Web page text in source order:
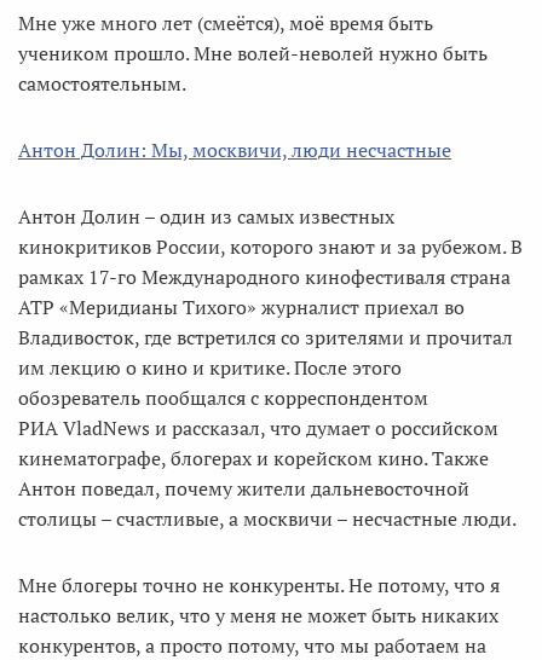
Мне уже много лет (смеётся), моё время быть
учеником прошло. Мне волей-неволей нужно быть
самостоятельным.
Антон Долин: Мы, москвичи, люди несчастные
Антон Долин – один из самых известных
кинокритиков России, которого знают и за рубежом. В
рамках 17-го Международного кинофестиваля страна
АТР «Меридианы Тихого» журналист приехал во
Владивосток, где встретился со зрителями и прочитал
им лекцию о кино и критике. После этого
обозреватель пообщался с корреспондентом
РИА VladNews и рассказал, что думает о российском
кинематографе, блогерах и корейском кино. Также
Антон поведал, почему жители дальневосточной
столицы – счастливые, а москвичи – несчастные люди.
Мне блогеры точно не конкуренты. Не потому, что я
настолько велик, что у меня не может быть никаких
конкурентов, а просто потому, что мы работаем на